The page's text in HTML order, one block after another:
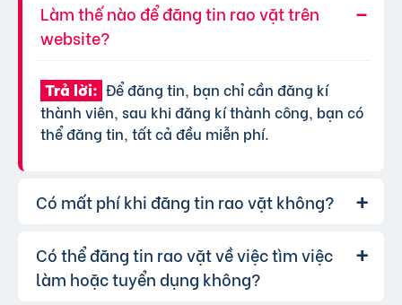
Làm thế nào để đăng tin rao vặt trên
website?
Trả lời: Để đăng tin, bạn chỉ cần đăng kí
thành viên, sau khi đăng kí thành công, bạn có
thể đăng tin, tất cả đều miễn phí.
Có mất phí khi đăng tin rao vặt không?
Trả lời: Chúng tôi cung cấp gói đăng tin miễn
phí cơ bản cho tất cả người dùng. Tuy nhiên, để
Có thể đăng tin rao vặt về việc tìm việc
làm hoặc tuyển dụng không?